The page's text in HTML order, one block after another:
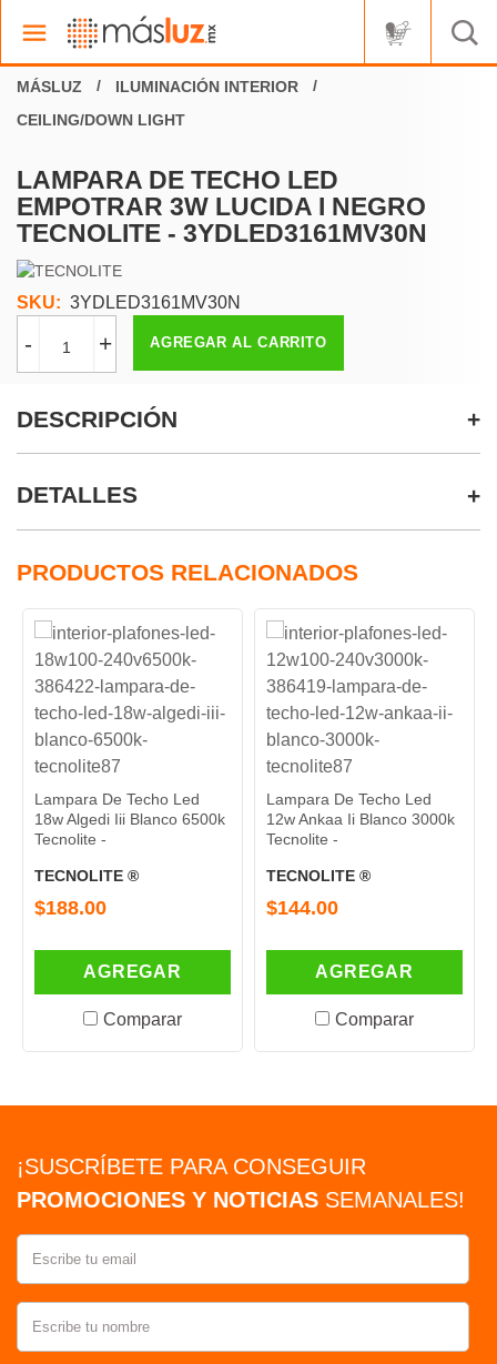
ILUMINACIÓN INTERIOR
CEILING/DOWN LIGHT
LAMPARA DE TECHO LED
EMPOTRAR 3W LUCIDA I NEGRO
TECNOLITE - 3YDLED3161MV30N
SKU: 3YDLED3161MV30N
- + AGREGAR AL CARRITO
DESCRIPCIÓN
DETALLES
PRODUCTOS RELACIONADOS
Lampara De Techo Led
18w Algedi Iii Blanco 6500k
Tecnolite -
TECNOLITE ®
$188.00
AGREGAR
Comparar
Lampara De Techo Led
12w Ankaa Ii Blanco 3000k
Tecnolite -
TECNOLITE ®
$144.00
AGREGAR
Comparar
¡SUSCRÍBETE PARA CONSEGUIR
PROMOCIONES Y NOTICIAS SEMANALES!